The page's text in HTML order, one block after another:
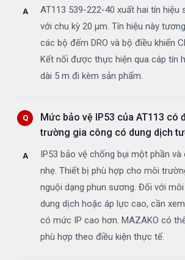
AT113 539-222-40 xuất hai tín hiệu
với chu kỳ 20 µm. Tín hiệu này
các bộ đếm DRO và bộ điều khiển
Kết nối được thực hiện qua cáp tín
dài 5 m đi kèm sản phẩm.
Mức bảo vệ IP53 của AT113 có
trường gia công có dung dịch
IP53 bảo vệ chống bụi một phần
nhẹ. Thiết bị phù hợp cho môi
nguội dạng phun sương. Đối với
dung dịch hoặc áp lực cao, cần
có mức IP cao hơn. MAZAKO có
phù hợp theo điều kiện thực tế.